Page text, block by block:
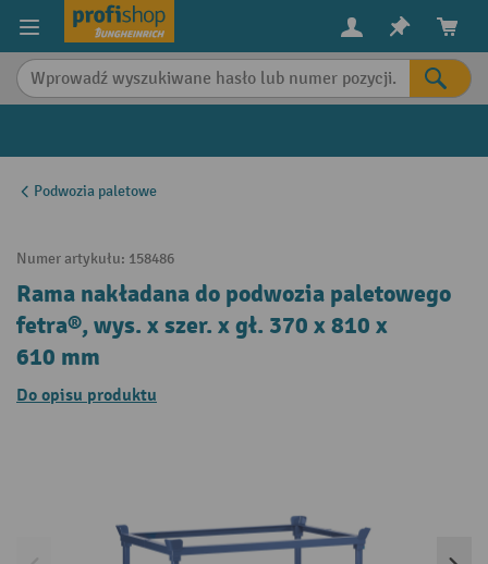
content
Podwozia paletowe
Numer artykułu: 158486
Rama nakładana do podwozia paletowego
fetra®, wys. x szer. x gł. 370 x 810 x
610 mm
Do opisu produktu